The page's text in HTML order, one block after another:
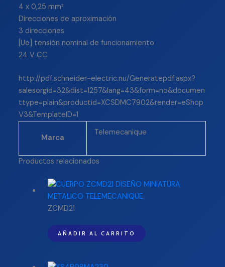
4 x 0,25 mm²
Direcciones de aproximación
3 direcciones
[Ue] tensión nominal de funcionamiento
24 V CC
http://pdf.schneider-electric.nu/Generatepdf.aspx?
salesorgid=32&dist=1257&lang=43&form=no&documen
ttype=plain&productid=XCSDMC7902&render=eShop
V3&TemplateID=1
Marca
Telemecanique
Productos relacionados
ZCMD21
AÑADIR AL CARRITO